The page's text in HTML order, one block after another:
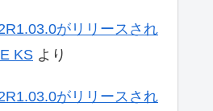
がリリースされ
KS より
がリリースされ